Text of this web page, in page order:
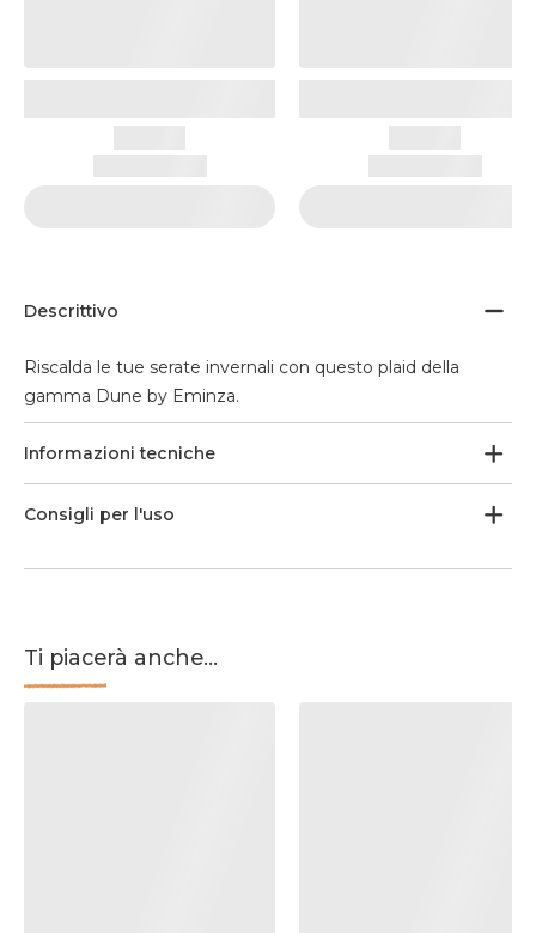
Descrittivo
Riscalda le tue serate invernali con questo plaid della
gamma Dune by Eminza.
Informazioni tecniche
Consigli per l'uso
Ti piacerà anche...